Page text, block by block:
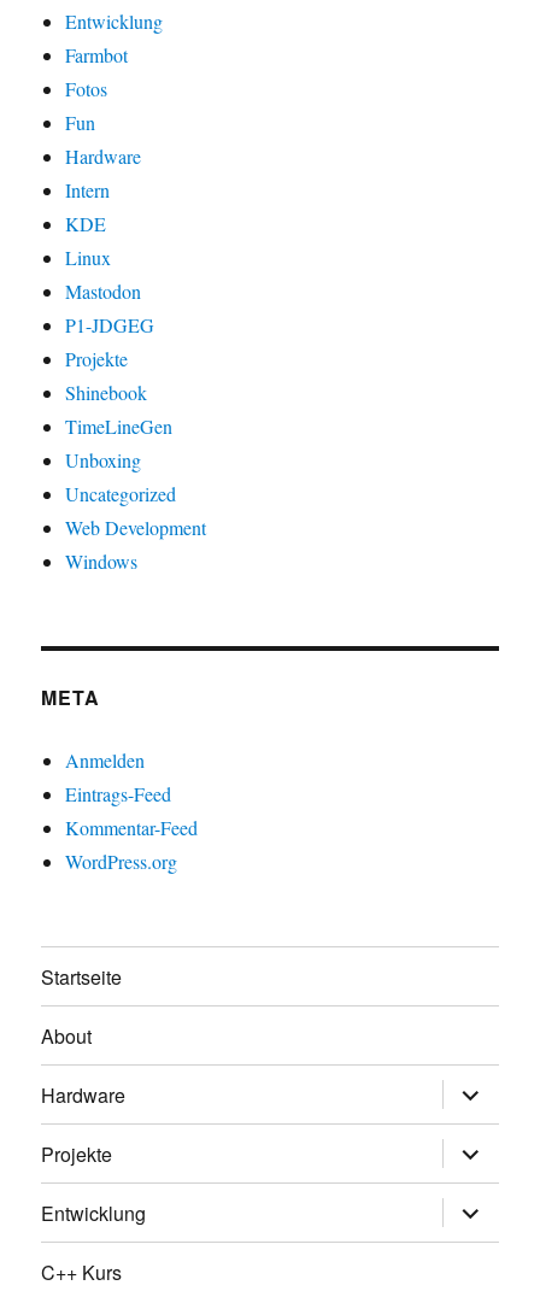
Entwicklung
Farmbot
Fotos
Fun
Hardware
Intern
KDE
Linux
Mastodon
P1-JDGEG
Projekte
Shinebook
TimeLineGen
Unboxing
Uncategorized
Web Development
Windows
META
Anmelden
Eintrags-Feed
Kommentar-Feed
WordPress.org
Startseite
About
Hardware
öffnen
Projekte
öffnen
Entwicklung
öffnen
C++ Kurs